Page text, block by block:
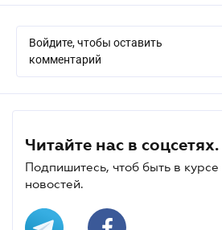
Войдите, чтобы оставить
комментарий
Читайте нас в соцсетях.
Подпишитесь, чтоб быть в
новостей.